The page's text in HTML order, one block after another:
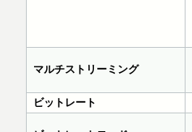
マルチストリーミング
ビットレート